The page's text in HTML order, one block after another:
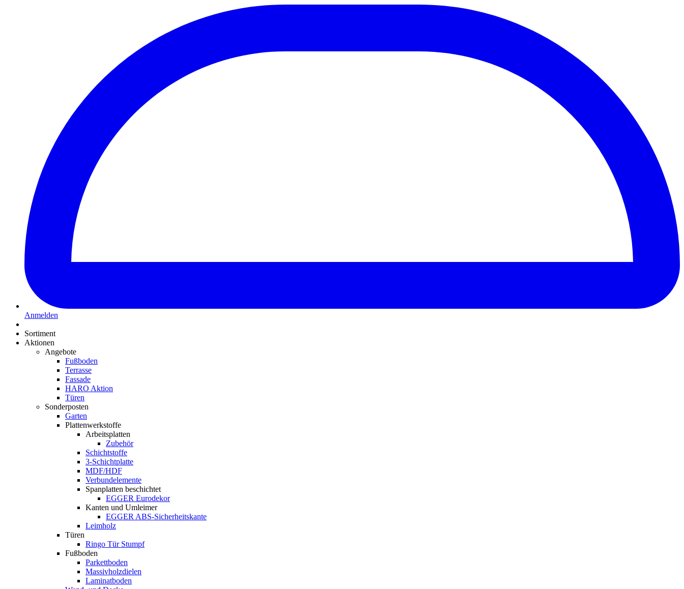
Anmelden
Sortiment
Aktionen
Angebote
Fußboden
Terrasse
Fassade
HARO Aktion
Türen
Sonderposten
Garten
Plattenwerkstoffe
Arbeitsplatten
Zubehör
Schichtstoffe
3-Schichtplatte
MDF/HDF
Verbundelemente
Spanplatten beschichtet
EGGER Eurodekor
Kanten und Umleimer
EGGER ABS-Sicherheitskante
Leimholz
Türen
Ringo Tür Stumpf
Fußboden
Parkettboden
Massivholzdielen
Laminatboden